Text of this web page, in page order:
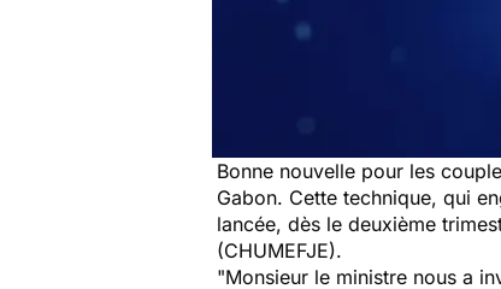
Bonne nouvelle pour les
Gabon. Cette technique, qui
lancée, dès le deuxième
(CHUMEFJE).
"Monsieur le ministre nous a